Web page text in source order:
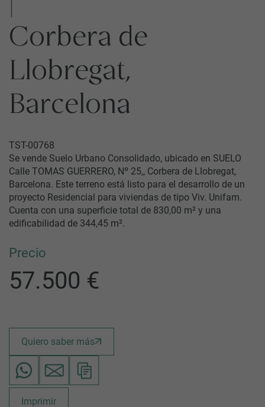
Corbera de
Llobregat,
Barcelona
TST-00768
Se vende Suelo Urbano Consolidado, ubicado en SUELO
Calle TOMAS GUERRERO, Nº 25,, Corbera de Llobregat,
Barcelona. Este terreno está listo para el desarrollo de un
proyecto Residencial para viviendas de tipo Viv. Unifam.
Cuenta con una superficie total de 830,00 m² y una
edificabilidad de 344,45 m².
Precio
57.500 €
Quiero saber más
Imprimir